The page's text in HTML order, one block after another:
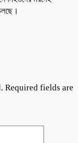
Required fields are